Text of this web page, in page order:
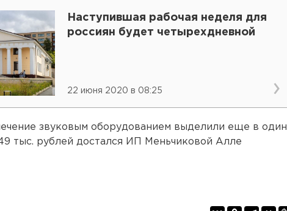
Наступившая рабочая неделя для
россиян будет четырехдневной
22 июня 2020 в 08:25
звуковым оборудованием выделили еще в один
тыс. рублей достался ИП Меньчиковой Алле